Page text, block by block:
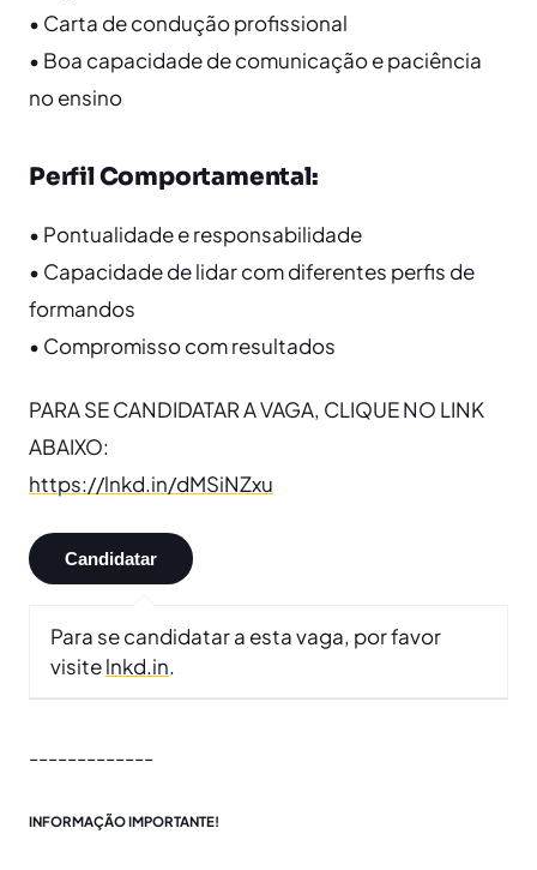
• Carta de condução profissional
• Boa capacidade de comunicação e paciência
no ensino
Perfil Comportamental:
• Pontualidade e responsabilidade
• Capacidade de lidar com diferentes perfis de
formandos
• Compromisso com resultados
PARA SE CANDIDATAR A VAGA, CLIQUE NO LINK
ABAIXO:
https://lnkd.in/dMSiNZxu
Para se candidatar a esta vaga, por favor
visitelnkd.in.
-------------
INFORMAÇÃO IMPORTANTE!